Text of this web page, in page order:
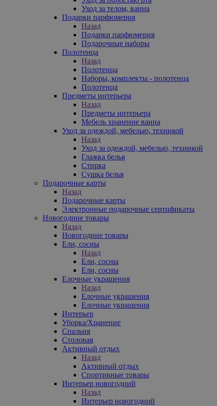
Уход за телом, ванна
Подарки парфюмерия
Назад
Подарки парфюмерия
Подарочные наборы
Полотенца
Назад
Полотенца
Наборы, комплекты - полотенца
Полотенца
Предметы интерьера
Назад
Предметы интерьера
Мебель хранение ванна
Уход за одеждой, мебелью, техникой
Назад
Уход за одеждой, мебелью, техникой
Глажка белья
Стирка
Сушка белья
Подарочные карты
Назад
Подарочные карты
Электронные подарочные сертификаты
Новогодние товары
Назад
Новогодние товары
Ели, сосны
Назад
Ели, сосны
Ели, сосны
Елочные украшения
Назад
Елочные украшения
Елочные украшения
Интерьер
Уборка/Хранение
Спальня
Столовая
Активный отдых
Назад
Активный отдых
Спортивные товары
Интерьер новогодний
Назад
Интерьер новогодний